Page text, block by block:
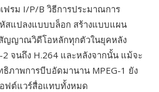
ฟรม I/P/B วิธีการประมาณการ
หัสแปลงแบบบล็อก สร้างแบบแผน
ญญาณวิดีโอหลักทุกตัวในยุคหลัง
จนถึง H.264 และหลังจากนั้น แม้จะ
ภาพการบีบอัดมานาน MPEG-1 ยัง
ฟต์แวร์สื่อแทบทั้งหมด